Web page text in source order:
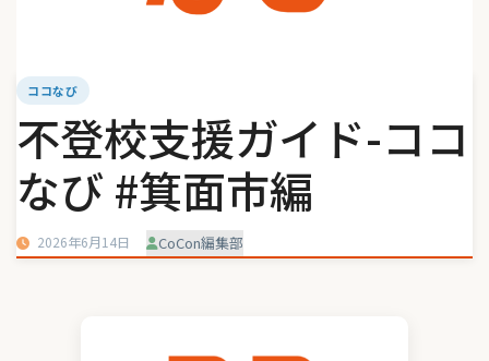
ココなび
不登校支援ガイド-ココ
なび #箕面市編
2026年6月14日 CoCon編集部